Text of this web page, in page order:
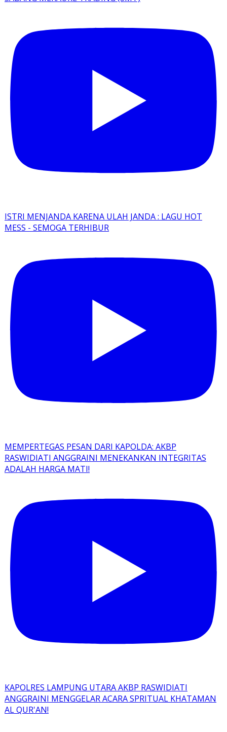
ISTRI MENJANDA KARENA ULAH JANDA : LAGU HOT
MESS - SEMOGA TERHIBUR
MEMPERTEGAS PESAN DARI KAPOLDA: AKBP
RASWIDIATI ANGGRAINI MENEKANKAN INTEGRITAS
ADALAH HARGA MATI!
KAPOLRES LAMPUNG UTARA AKBP RASWIDIATI
ANGGRAINI MENGGELAR ACARA SPRITUAL KHATAMAN
AL QUR'AN!